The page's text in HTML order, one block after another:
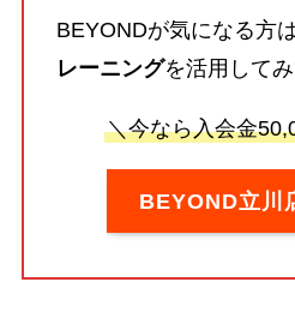
BEYONDが気になる方
レーニングを活用してみ
＼今なら入会金
BEYOND立川